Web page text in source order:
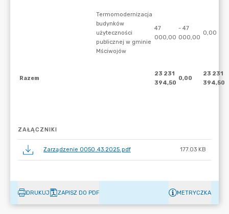
ZAŁĄCZNIKI
Zarządzenie 0050.43.2025.pdf 177.03 KB
DRUKUJ ZAPISZ DO PDF METRYCZKA